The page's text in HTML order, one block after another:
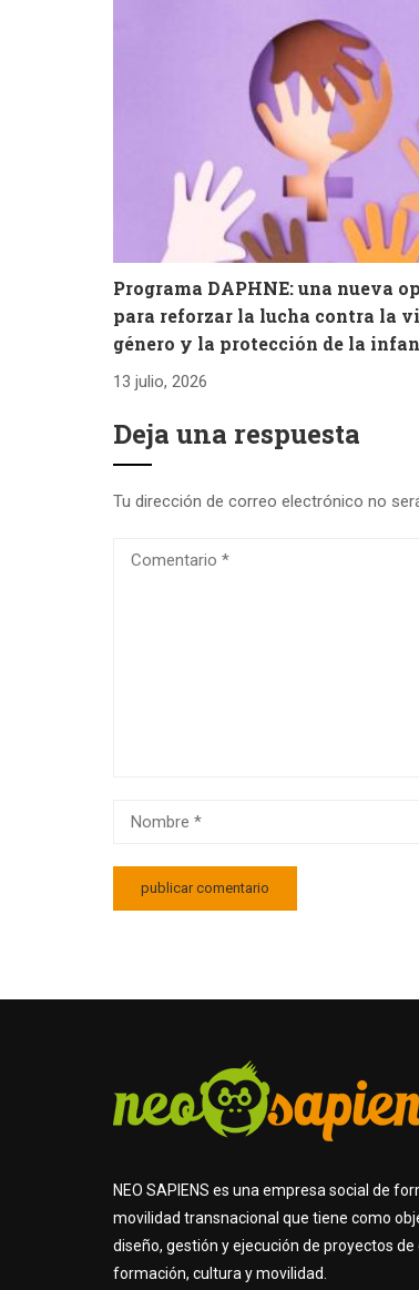
Programa DAPHNE: una nueva
para reforzar la lucha contra la
género y la protección de la
13 julio, 2026
Deja una respuesta
Tu dirección de correo electrónico no
NEO SAPIENS es una empresa social de
movilidad transnacional que tiene como
diseño, gestión y ejecución de proyectos de
formación, cultura y movilidad.